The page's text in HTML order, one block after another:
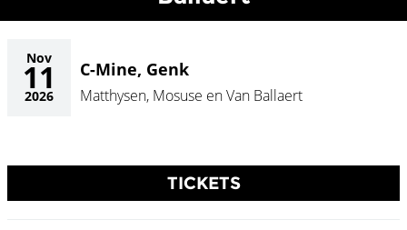
Nov
11
2026
C-Mine, Genk
Matthysen, Mosuse en Van Ballaert
TICKETS